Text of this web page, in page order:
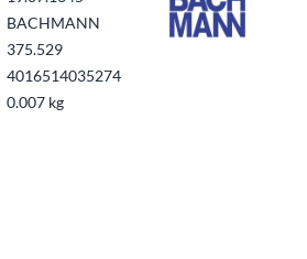
BACHMANN
375.529
4016514035274
0.007 kg